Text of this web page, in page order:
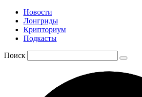
Новости
Лонгриды
Крипториум
Подкасты
Поиск